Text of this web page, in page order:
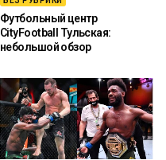
Футбольный центр
CityFootball Тульская:
небольшой обзор